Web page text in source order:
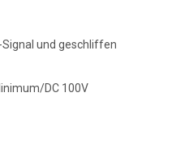
und geschliffen
DC 100V